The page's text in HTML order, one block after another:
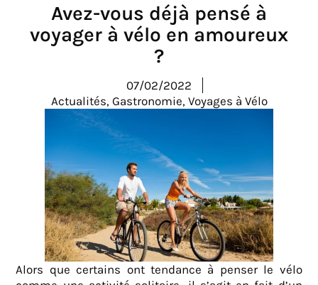
Avez-vous déjà pensé à
voyager à vélo en amoureux
?
07/02/2022
Actualités, Gastronomie, Voyages à Vélo
Alors que certains ont tendance à penser le vélo